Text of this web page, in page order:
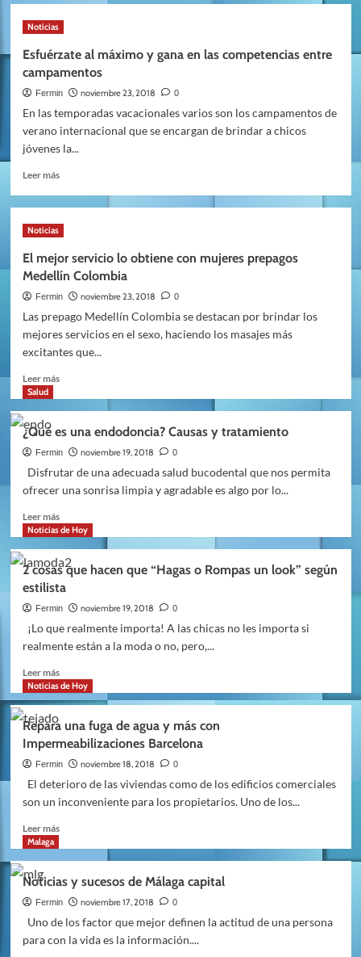
por
Europa
acerca
aceite
CBD
Noticias
Esfuérzate al máximo y gana en las competencias entre
campamentos
Fermin noviembre 23, 2018 0
En las temporadas vacacionales varios son los campamentos de
verano internacional que se encargan de brindar a chicos
jóvenes la...
Leer másLeer
al
y
gana
en
competencias
entre
campamentos
Noticias
El mejor servicio lo obtiene con mujeres prepagos
Medellín Colombia
Fermin noviembre 23, 2018 0
Las prepago Medellín Colombia se destacan por brindar los
mejores servicios en el sexo, haciendo los masajes más
excitantes que...
Leer másLeer
mejor
servicio
lo
mujeres
prepagos
Colombia
Salud
¿Qué es una endodoncia? Causas y tratamiento
Fermin noviembre 19, 2018 0
Disfrutar de una adecuada salud bucodental que nos permita
ofrecer una sonrisa limpia y agradable es algo por lo...
Leer másLeer
más
¿Qué
es
una
endodoncia?
Causas
tratamiento
Noticias de Hoy
2 cosas que hacen que “Hagas o Rompas un look” según
estilista
Fermin noviembre 19, 2018 0
¡Lo que realmente importa! A las chicas no les importa si
realmente están a la moda o no, pero,...
Leer másLeer
más
sobre
2
cosas
que
hacen
que
o
un
estilista
Noticias de Hoy
Repara una fuga de agua y más con
Impermeabilizaciones Barcelona
Fermin noviembre 18, 2018 0
El deterioro de las viviendas como de los edificios comerciales
son un inconveniente para los propietarios. Uno de los...
Leer másLeer
una
fuga
de
agua
Malaga
Noticias y sucesos de Málaga capital
Fermin noviembre 17, 2018 0
Uno de los factor que mejor definen la actitud de una persona
para con la vida es la información....